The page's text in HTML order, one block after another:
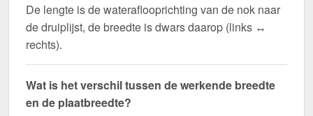
De lengte is de wateraflooprichting van de nok naar
de druiplijst, de breedte is dwars daarop (links ↔
rechts).
Wat is het verschil tussen de werkende breedte
en de plaatbreedte?